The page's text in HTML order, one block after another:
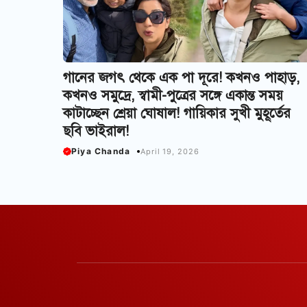
গানের জগৎ থেকে এক পা দূরে! কখনও পাহাড়,
কখনও সমুদ্রে, স্বামী-পুত্রের সঙ্গে একান্ত সময়
কাটাচ্ছেন শ্রেয়া ঘোষাল! গায়িকার সুখী মুহূর্তের
ছবি ভাইরাল!
Piya Chanda April 19, 2026